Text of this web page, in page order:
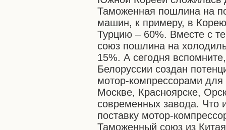
Таможенная пошлина на
машин, к примеру, в
Турцию – 60%. Вместе с
союз пошлина на
15%. А сегодня
Белоруссии создан
мотор-компрессорами
Москве, Красноярске,
современных завода. Что
поставку мотор-
Таможенный союз из